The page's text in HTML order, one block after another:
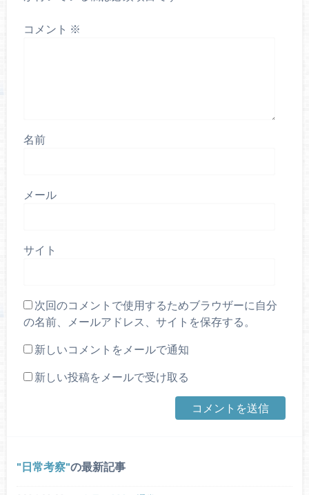
コメント ※
名前
メール
サイト
次回のコメントで使用するためブラウザーに自分
の名前、メールアドレス、サイトを保存する。
新しいコメントをメールで通知
新しい投稿をメールで受け取る
日常考察 の最新記事